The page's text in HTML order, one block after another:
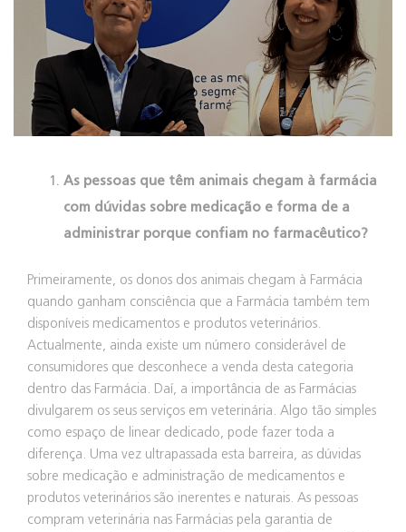
As pessoas que têm animais chegam à farmácia
com dúvidas sobre medicação e forma de a
administrar porque confiam no farmacêutico?
Primeiramente, os donos dos animais chegam à Farmácia
quando ganham consciência que a Farmácia também tem
disponíveis medicamentos e produtos veterinários.
Actualmente, ainda existe um número considerável de
consumidores que desconhece a venda desta categoria
dentro das Farmácia. Daí, a importância de as Farmácias
divulgarem os seus serviços em veterinária. Algo tão simples
como espaço de linear dedicado, pode fazer toda a
diferença. Uma vez ultrapassada esta barreira, as dúvidas
sobre medicação e administração de medicamentos e
produtos veterinários são inerentes e naturais. As pessoas
compram veterinária nas Farmácias pela garantia de